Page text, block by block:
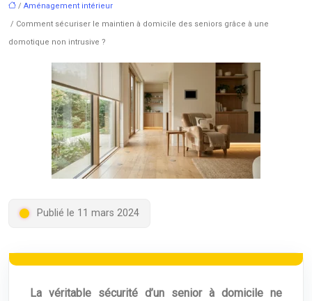
/ Aménagement intérieur
/ Comment sécuriser le maintien à domicile des seniors grâce à une
domotique non intrusive ?
Publié le 11 mars 2024
La véritable sécurité d’un senior à domicile ne